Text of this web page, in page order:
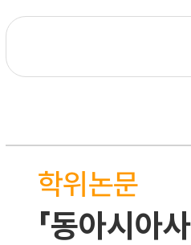
학위논문
「동아시아